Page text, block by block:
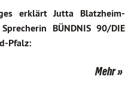
erklärt Jutta Blatzheim-
BÜNDNIS 90/DIE
Pfalz:
Mehr